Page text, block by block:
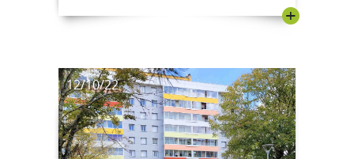
+
12/10/22